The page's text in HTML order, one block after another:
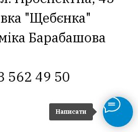
Написати
"Щебєнка"
Барабашова
562 49 50